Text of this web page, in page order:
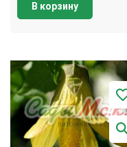
В корзину